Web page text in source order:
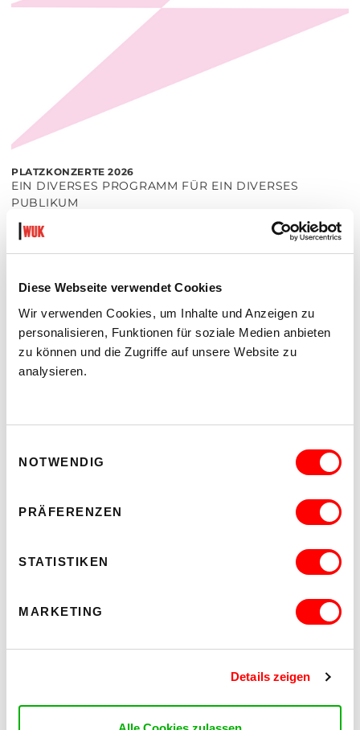
Diese Webseite verwendet Cookies
Wir verwenden Cookies, um Inhalte und Anzeigen zu
personalisieren, Funktionen für soziale Medien anbieten
zu können und die Zugriffe auf unsere Website zu
analysieren.
NOTWENDIG
PRÄFERENZEN
STATISTIKEN
MARKETING
Details zeigen
PLATZKONZERTE 2026
EIN DIVERSES PROGRAMM FÜR EIN DIVERSES
PUBLIKUM
Di 11.8.2026 - Do 27.8.2026
20:30 Uhr
PLATZKONZERTE 2026
20.30